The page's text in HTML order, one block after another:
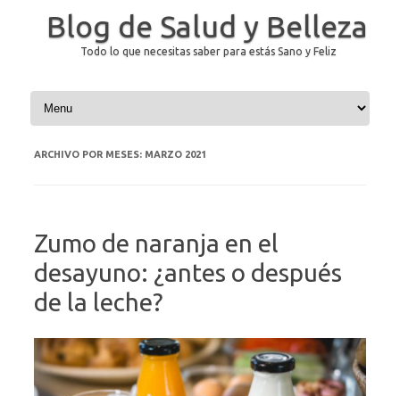
Blog de Salud y Belleza
Todo lo que necesitas saber para estás Sano y Feliz
Saltar al contenido
ARCHIVO POR MESES: MARZO 2021
Zumo de naranja en el
desayuno: ¿antes o después
de la leche?